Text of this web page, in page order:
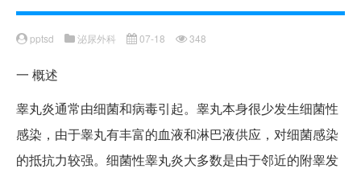
pptsd 泌尿外科 07-18 348
一 概述
睾丸炎通常由细菌和病毒引起。睾丸本身很少发生细菌性
感染，由于睾丸有丰富的血液和淋巴液供应，对细菌感染
的抵抗力较强。细菌性睾丸炎大多数是由于邻近的附睾发